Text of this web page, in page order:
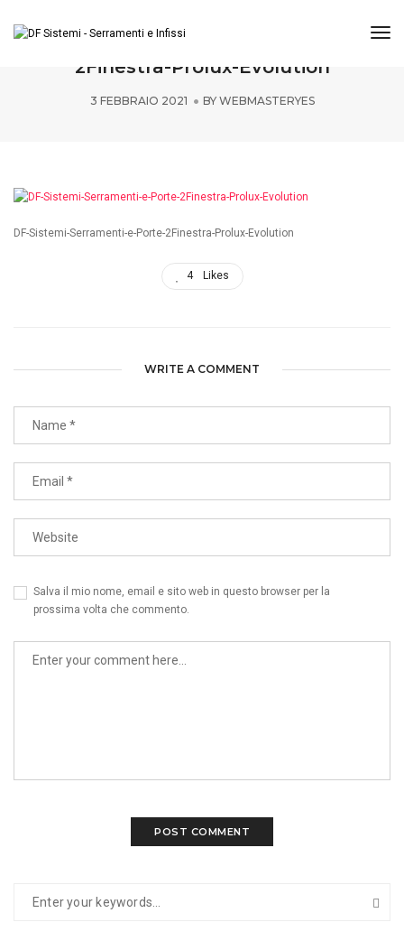
DF-Sistemi-Serramenti-e-Porte-
2Finestra-Prolux-Evolution
3 FEBBRAIO 2021 BY WEBMASTERYES
DF-Sistemi-Serramenti-e-Porte-2Finestra-Prolux-Evolution
4 Likes
WRITE A COMMENT
Salva il mio nome, email e sito web in questo browser per la
prossima volta che commento.